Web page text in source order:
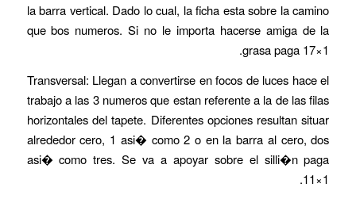
la barra vertical. Dado lo cual, la ficha esta sobre la camino
que bos numeros. Si no le importa hacerse amiga de la
grasa paga 17×1.
Transversal: Llegan a convertirse en focos de luces hace el
trabajo a las 3 numeros que estan referente a la de las filas
horizontales del tapete. Diferentes opciones resultan situar
alrededor cero, 1 asi� como 2 o en la barra al cero, dos
asi� como tres. Se va a apoyar sobre el silli�n paga
11×1.